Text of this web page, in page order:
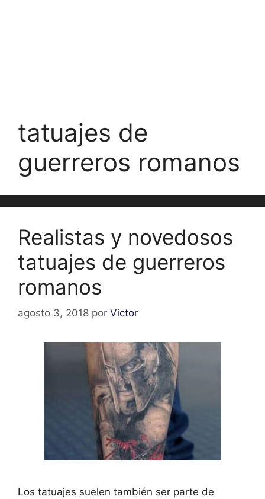
tatuajes de
guerreros romanos
Realistas y novedosos
tatuajes de guerreros
romanos
agosto 3, 2018 por Victor
Los tatuajes suelen también ser parte de